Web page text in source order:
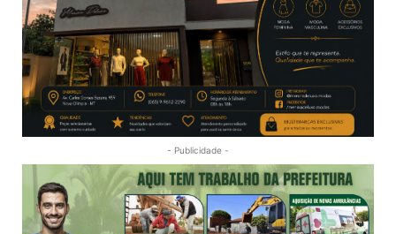
- Publicidade -